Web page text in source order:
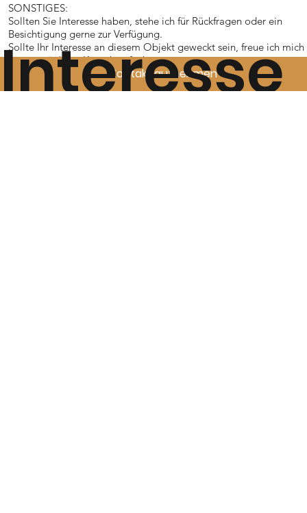
SONSTIGES:
Sollten Sie Interesse haben, stehe ich für Rückfragen oder ein
Besichtigung gerne zur Verfügung.
Sollte Ihr Interesse an diesem Objekt geweckt sein, freue ich mich
ihre persönliche Kontaktaufnahme unter
Anbieter kontaktieren Kontakt aufnehmen
Interesse